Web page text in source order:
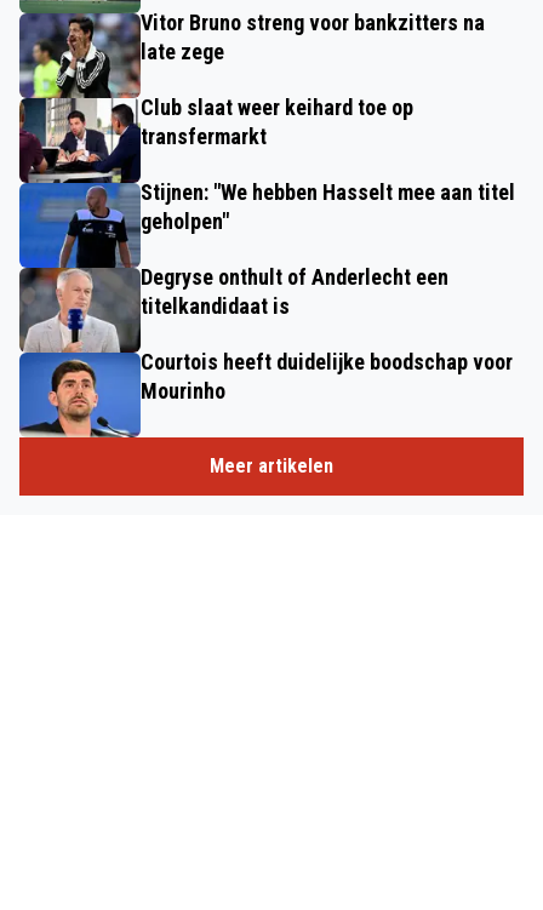
Vitor Bruno streng voor bankzitters na
late zege
Club slaat weer keihard toe op
transfermarkt
Stijnen: "We hebben Hasselt mee aan titel
geholpen"
Degryse onthult of Anderlecht een
titelkandidaat is
Courtois heeft duidelijke boodschap voor
Mourinho
Meer artikelen